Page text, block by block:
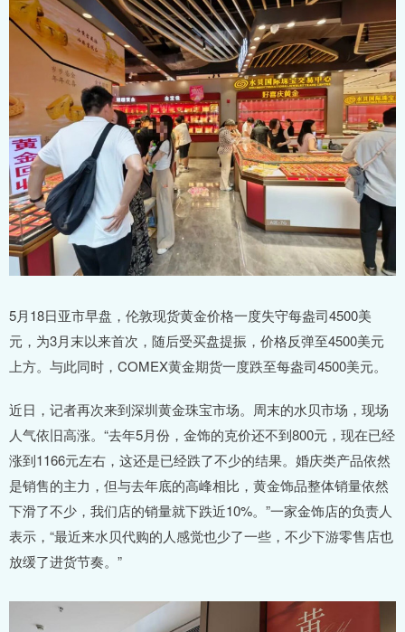
5月18日亚市早盘，伦敦现货黄金价格一度失守每盎司4500美
元，为3月末以来首次，随后受买盘提振，价格反弹至4500美元
上方。与此同时，COMEX黄金期货一度跌至每盎司4500美元。
近日，记者再次来到深圳黄金珠宝市场。周末的水贝市场，现场
人气依旧高涨。“去年5月份，金饰的克价还不到800元，现在已经
涨到1166元左右，这还是已经跌了不少的结果。婚庆类产品依然
是销售的主力，但与去年底的高峰相比，黄金饰品整体销量依然
下滑了不少，我们店的销量就下跌近10%。”一家金饰店的负责人
表示，“最近来水贝代购的人感觉也少了一些，不少下游零售店也
放缓了进货节奏。”